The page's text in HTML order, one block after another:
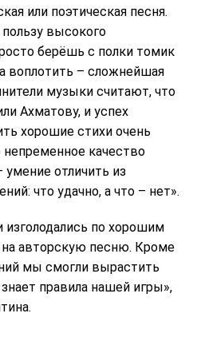
или поэтическая песня.
высокого
берёшь с полки томик
воплотить – сложнейшая
музыки считают, что
Ахматову, и успех
хорошие стихи очень
непременное качество
умение отличить из
что удачно, а что – нет».
по хорошим
авторскую песню. Кроме
мы смогли вырастить
правила нашей игры»,